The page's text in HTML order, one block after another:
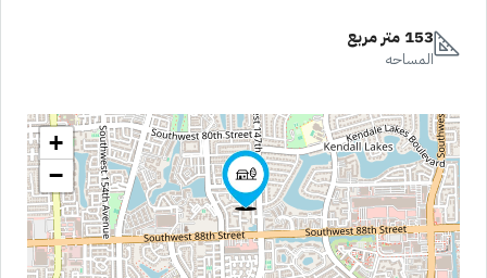
153 متر مربع
المساحه
+
−